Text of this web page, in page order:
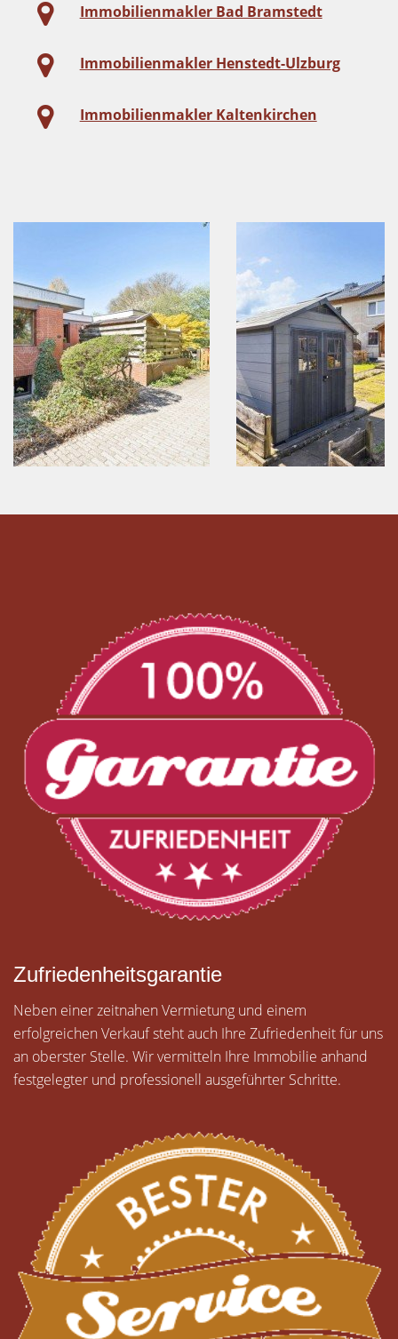
Immobilienmakler Bad Bramstedt
Immobilienmakler Henstedt-Ulzburg
Immobilienmakler Kaltenkirchen
Zufriedenheitsgarantie
Neben einer zeitnahen Vermietung und einem
erfolgreichen Verkauf steht auch Ihre Zufriedenheit für uns
an oberster Stelle. Wir vermitteln Ihre Immobilie anhand
festgelegter und professionell ausgeführter Schritte.